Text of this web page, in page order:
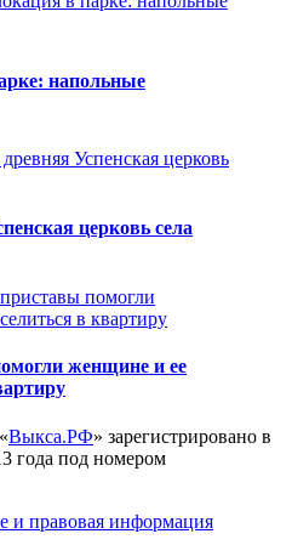
напольные
церковь села
женщине и ее
Выкса.РФ» зарегистрировано в
года под номером
и правовая информация